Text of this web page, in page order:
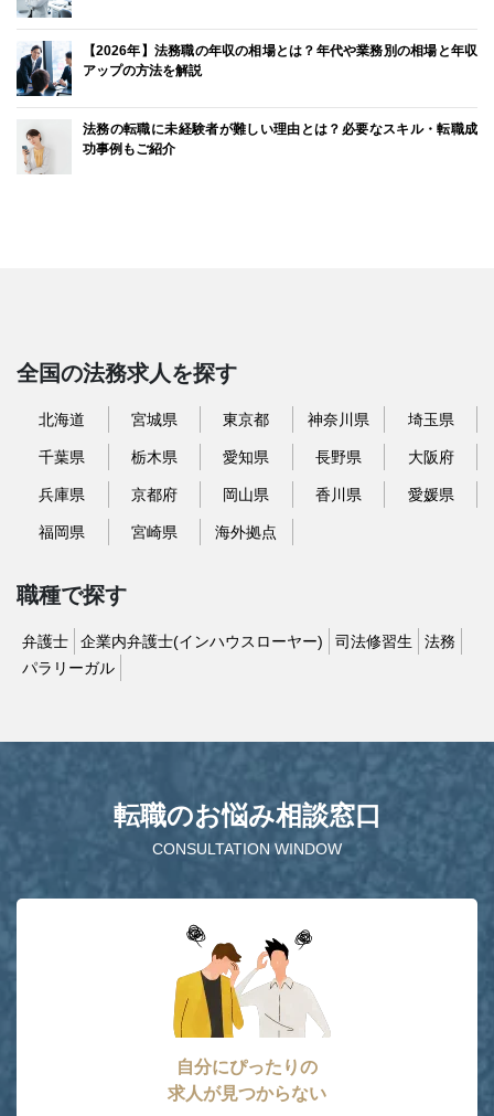
【2026年】法務職の年収の相場とは？年代や業務別の相場と年収
アップの方法を解説
法務の転職に未経験者が難しい理由とは？必要なスキル・転職成
功事例もご紹介
全国の法務求人を探す
北海道 宮城県 東京都 神奈川県 埼玉県
千葉県 栃木県 愛知県 長野県 大阪府
兵庫県 京都府 岡山県 香川県 愛媛県
福岡県 宮崎県 海外拠点
職種で探す
弁護士 企業内弁護士(インハウスローヤー) 司法修習生
法務
パラリーガル
CONSULTATION WINDOW
転職のお悩み相談窓口
自分にぴったりの
求人が見つからない